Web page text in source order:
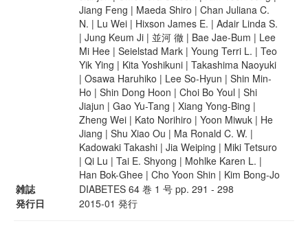
Jiang Feng | Maeda Shiro | Chan Juliana C.
N. | Lu Wei | Hixson James E. | Adair Linda S.
| Jung Keum Ji | 並河 徹 | Bae Jae-Bum | Lee
Mi Hee | Seielstad Mark | Young Terri L. | Teo
Yik Ying | Kita Yoshikuni | Takashima Naoyuki
| Osawa Haruhiko | Lee So-Hyun | Shin Min-
Ho | Shin Dong Hoon | Choi Bo Youl | Shi
Jiajun | Gao Yu-Tang | Xiang Yong-Bing |
Zheng Wei | Kato Norihiro | Yoon Miwuk | He
Jiang | Shu Xiao Ou | Ma Ronald C. W. |
Kadowaki Takashi | Jia Weiping | Miki Tetsuro
| Qi Lu | Tai E. Shyong | Mohlke Karen L. |
Han Bok-Ghee | Cho Yoon Shin | Kim Bong-Jo
雑誌
DIABETES 64 巻 1 号 pp. 291 - 298
発行日
2015-01 発行